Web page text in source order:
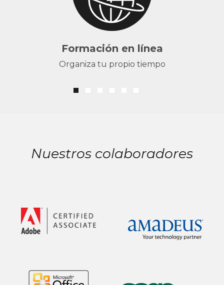
Formación en línea
Organiza tu propio tiempo
Nuestros colaboradores